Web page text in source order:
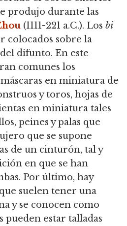
produjo durante las
(1111-221 a.C.). Los bi
colocados sobre la
difunto. En este
comunes los
en miniatura de
y toros, hojas de
en miniatura tales
peines y palas que
que se supone
de un cinturón, tal y
en que se han
Por último, hay
suelen tener una
y se conocen como
pueden estar talladas